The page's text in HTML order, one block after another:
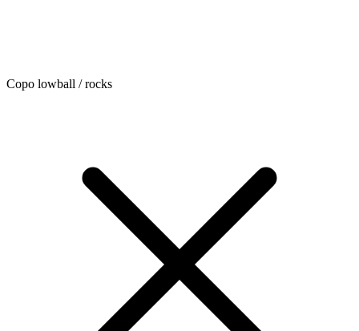
Copo lowball / rocks